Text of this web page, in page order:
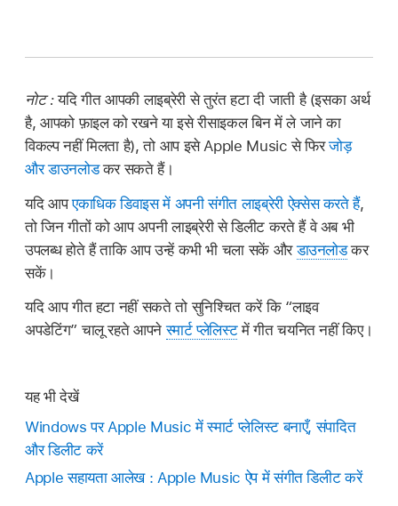
नोट :यदि गीत आपकी लाइब्रेरी से तुरंत हटा दी जाती है (इसका अर्थ
है, आपको फ़ाइल को रखने या इसे रीसाइकल बिन में ले जाने का
विकल्प नहीं मिलता है), तो आप इसे Apple Music से फिरजोड़
और डाउनलोडकर सकते हैं।
यदि आपएकाधिक डिवाइस में अपनी संगीत लाइब्रेरी ऐक्सेस करते हैं,
तो जिन गीतों को आप अपनी लाइब्रेरी से डिलीट करते हैं वे अब भी
उपलब्ध होते हैं ताकि आप उन्हें कभी भी चला सकें औरडाउनलोडकर
सकें।
यदि आप गीत हटा नहीं सकते तो सुनिश्चित करें कि “लाइव
अपडेटिंग” चालू रहते आपनेस्मार्ट प्लेलिस्टमें गीत चयनित नहीं किए।
यह भी देखें
Windows पर Apple Music में स्मार्ट प्लेलिस्ट बनाएँ, संपादित
और डिलीट करें
Apple सहायता आलेख : Apple Music ऐप में संगीत डिलीट करें